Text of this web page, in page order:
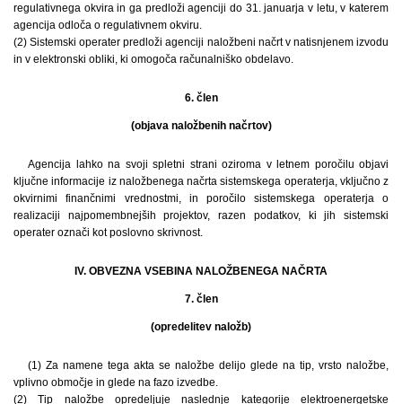
regulativnega okvira in ga predloži agenciji do 31. januarja v letu, v katerem
agencija odloča o regulativnem okviru.
(2) Sistemski operater predloži agenciji naložbeni načrt v natisnjenem izvodu
in v elektronski obliki, ki omogoča računalniško obdelavo.
6. člen
(objava naložbenih načrtov)
Agencija lahko na svoji spletni strani oziroma v letnem poročilu objavi
ključne informacije iz naložbenega načrta sistemskega operaterja, vključno z
okvirnimi finančnimi vrednostmi, in poročilo sistemskega operaterja o
realizaciji najpomembnejših projektov, razen podatkov, ki jih sistemski
operater označi kot poslovno skrivnost.
IV. OBVEZNA VSEBINA NALOŽBENEGA NAČRTA
7. člen
(opredelitev naložb)
(1) Za namene tega akta se naložbe delijo glede na tip, vrsto naložbe,
vplivno območje in glede na fazo izvedbe.
(2) Tip naložbe opredeljuje naslednje kategorije elektroenergetske